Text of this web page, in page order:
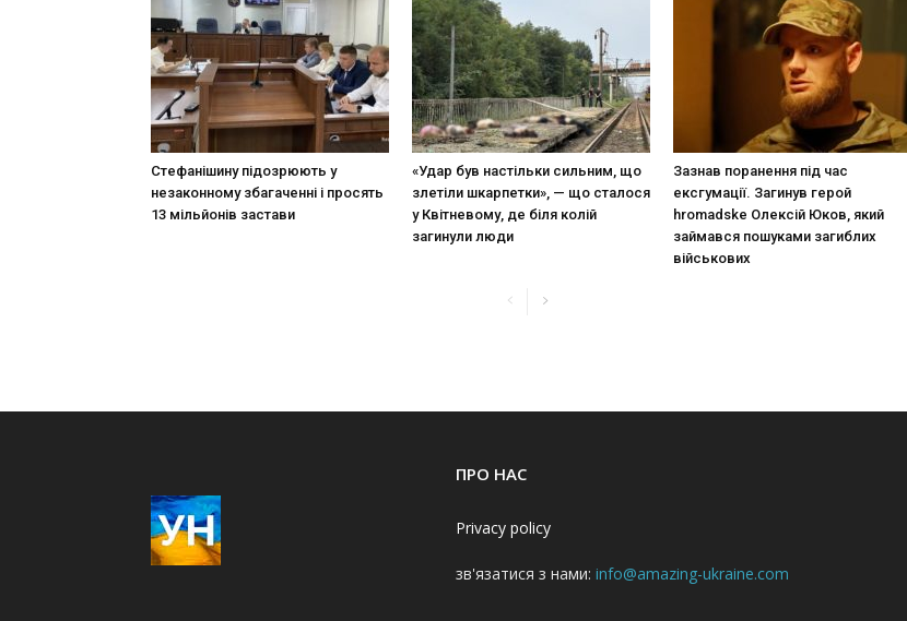
Стефанішину підозрюють у
незаконному збагаченні і просять
13 мільйонів застави
«Удар був настільки сильним, що
злетіли шкарпетки», — що сталося
у Квітневому, де біля колій
загинули люди
Зазнав поранення під час
ексгумації. Загинув герой
hromadske Олексій Юков, який
займався пошуками загиблих
військових
ПРО НАС
Privacy policy
зв'язатися з нами: info@amazing-ukraine.com